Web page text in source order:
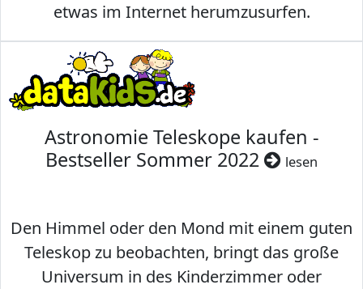
etwas im Internet herumzusurfen.
Astronomie Teleskope kaufen -
Bestseller Sommer 2022
lesen
Den Himmel oder den Mond mit einem guten
Teleskop zu beobachten, bringt das große
Universum in des Kinderzimmer oder